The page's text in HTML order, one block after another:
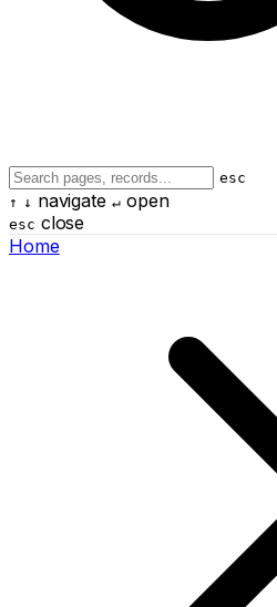
esc
↑ ↓ navigate ↵open
esc close
Home